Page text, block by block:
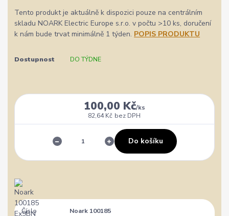
Tento produkt je aktuálně k dispozici pouze na centrálním
skladu NOARK Electric Europe s.r.o. v počtu >10 ks, doručení
k nám bude trvat minimálně 1 týden. POPIS PRODUKTU
Dostupnost DO TÝDNE
100,00 Kč/ks
82,64 Kč bez DPH
Do košíku
Číslo
Noark 100185